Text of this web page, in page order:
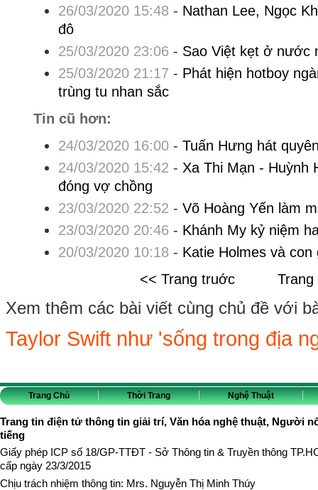
26/03/2020 15:48 - Nathan Lee, Ngọc
đô
25/03/2020 23:06 - Sao Việt kẹt ở nước
25/03/2020 21:17 - Phát hiện hotboy
trùng tu nhan sắc
Tin cũ hơn:
24/03/2020 16:00 - Tuấn Hưng hát
24/03/2020 15:42 - Xa Thi Mạn - Huỳnh
đóng vợ chồng
23/03/2020 22:52 - Võ Hoàng Yến làm
23/03/2020 20:46 - Khánh My kỷ niệm
20/03/2020 10:18 - Katie Holmes và con
<< Trang truớc
Xem thêm các bài viết cùng chủ đề với
Taylor Swift như 'sống trong địa
Trang Chủ Thời Trang Nghệ Thuật
Trang tin điện tử thông tin giải trí, Văn hóa nghệ thuật, Người
tiếng
Giấy phép ICP số 18/GP-TTĐT - Sở Thông tin & Truyền thông
cấp ngày 23/3/2015
Chịu trách nhiệm thông tin: Mrs. Nguyễn Thị Minh Thúy